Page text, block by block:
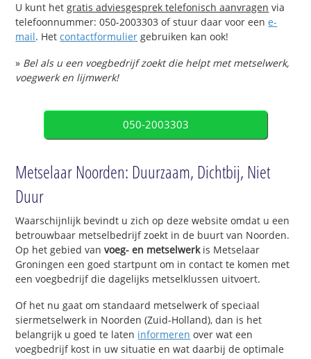
U kunt hetgratis adviesgesprek telefonisch aanvragen via
telefoonnummer: 050-2003303 of stuur daar voor eene-
mail. Hetcontactformulier gebruiken kan ook!
» Bel als u een voegbedrijf zoekt die helpt met metselwerk,
voegwerk en lijmwerk!
050-2003303
Metselaar Noorden: Duurzaam, Dichtbij, Niet
Duur
Waarschijnlijk bevindt u zich op deze website omdat u een
betrouwbaar metselbedrijf zoekt in de buurt van Noorden.
Op het gebied van voeg- en metselwerkis Metselaar
Groningen een goed startpunt om in contact te komen met
een voegbedrijf die dagelijks metselklussen uitvoert.
Of het nu gaat om standaard metselwerk of speciaal
siermetselwerk in Noorden (Zuid-Holland), dan is het
belangrijk u goed te laten informeren over wat een
voegbedrijf kost in uw situatie en wat daarbij de optimale